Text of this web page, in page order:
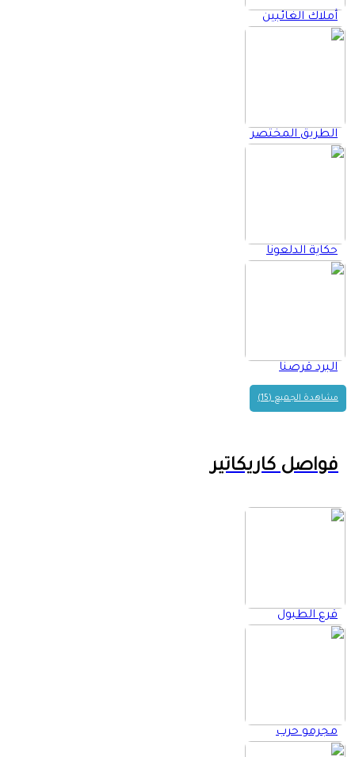
أملاك الغائبين
الطريق المختصر
حكاية الدلعونا
البرد قرصنا
مشاهدة الجميع (15)
فواصل كاريكاتير
قرع الطبول
مجرمو حرب